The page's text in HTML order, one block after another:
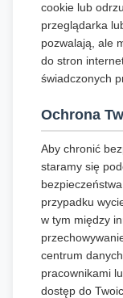
cookie lub
przeglądarka
pozwalają, ale
do stron
świadczonych
Ochrona
Aby chronić
staramy się
przypadku
w tym między
centrum
pracownikami
dostęp do